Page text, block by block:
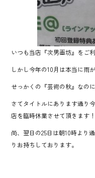
いつも当店『次男画坊』をご
しかし今年の10月は本当に雨
せっかくの『芸術の秋』なの
さてタイトルにあります通り
店を臨時休業させて頂きます！
尚、翌日の25日は朝10時より
りお持ちしております。
次男画坊 二